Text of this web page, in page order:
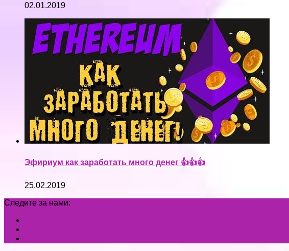
02.01.2019
Эфириум как заработать много денег 👍👍👍
25.02.2019
Следите за нами: